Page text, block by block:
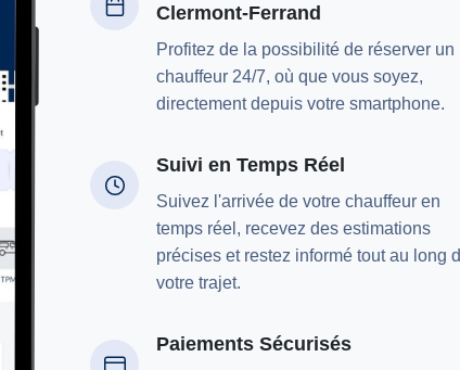
Clermont-Ferrand
Profitez de la possibilité de réserver un
chauffeur 24/7, où que vous soyez,
directement depuis votre smartphone.
Suivi en Temps Réel
Suivez l'arrivée de votre chauffeur en
temps réel, recevez des estimations
précises et restez informé tout au long
votre trajet.
Paiements Sécurisés